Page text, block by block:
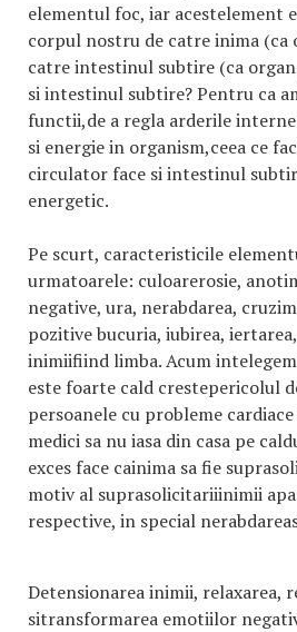
elementul foc, iar acestelement
corpul nostru de catre inima (ca
catre intestinul subtire (ca
si intestinul subtire? Pentru ca
functii,de a regla arderile interne
si energie in organism,ceea ce
circulator face si intestinul
energetic.
Pe scurt, caracteristicile
urmatoarele: culoarerosie,
negative, ura, nerabdarea,
pozitive bucuria, iubirea,
inimiifiind limba. Acum
este foarte cald crestepericolul
persoanele cu probleme
medici sa nu iasa din casa pe
exces face cainima sa fie
motiv al suprasolicitariiinimii
respective, in special
Detensionarea inimii, relaxarea,
sitransformarea emotiilor